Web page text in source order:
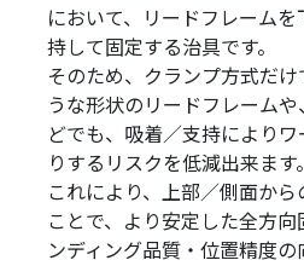
において、リードフレーム
持して固定する治具です。
そのため、クランプ方式だ
うな形状のリードフレーム
どでも、吸着／支持により
りするリスクを低減出来ます。
これにより、上部／側面か
ことで、より安定した全方
ンディング品質・位置精度の